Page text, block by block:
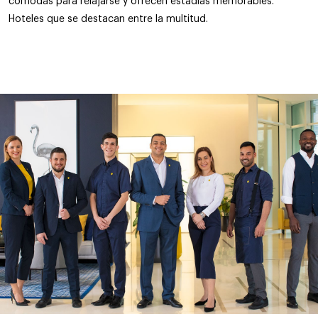
Hoteles que se destacan entre la multitud.